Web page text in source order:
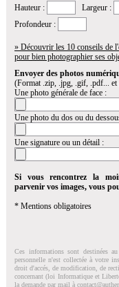
Hauteur :
Largeur :
Profondeur :
» Découvrir les 10 conseils de
pour bien photographier ses
Envoyer des photos
(Format .zip, .jpg, .gif, .pdf...
Une photo générale de face :
Une photo du dos ou du
Une signature ou un détail :
Si vous rencontrez la
parvenir vos images, vous
* Mentions obligatoires
Ces informations sont destinées
personnelle n'est collectée à votre
droit d'accés, de modification, de
concernant (loi Informatique et
la demande par mail à